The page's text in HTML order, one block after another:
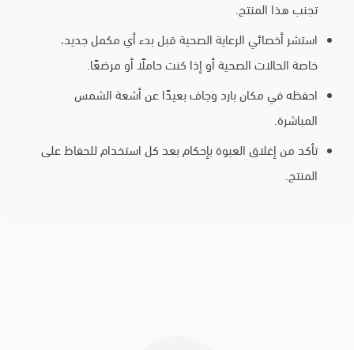
تجنب هذا المنتج.
استشر أخصائي الرعاية الصحية قبل بدء أي مكمل جديد،
خاصة الحالات الصحية أو إذا كنت حاملًا أو مرضعًا.
احفظه في مكان بارد وجاف بعيدًا عن أشعة الشمس
المباشرة.
تأكد من إغلاق العبوة بإحكام بعد كل استخدام للحفاظ على
المنتج.